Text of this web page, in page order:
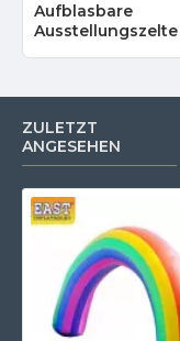
Aufblasbare
Ausstellungszelte
ZULETZT
ANGESEHEN